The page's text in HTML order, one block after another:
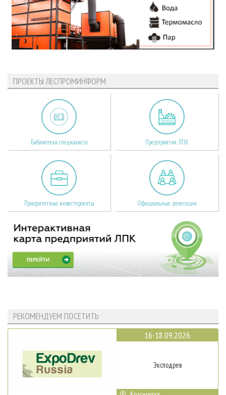
ПРОЕКТЫ ЛЕСПРОМИНФОРМ
Библиотека специалиста Предприятия ЛПК
Приоритетные инвестпроекты Официальные делегации
РЕКОМЕНДУЕМ ПОСЕТИТЬ
16-18.09.2026
Эксподрев